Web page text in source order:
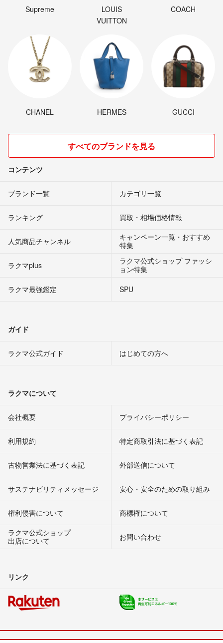
Supreme
LOUIS
VUITTON
COACH
CHANEL HERMES GUCCI
すべてのブランドを見る
コンテンツ
ブランド一覧 カテゴリ一覧
ランキング 買取・相場価格情報
人気商品チャンネル
キャンペーン一覧・おすすめ
特集
ラクマplus
ラクマ公式ショップ ファッシ
ョン特集
ラクマ最強鑑定
SPU
ガイド
ラクマ公式ガイド はじめての方へ
ラクマについて
会社概要 プライバシーポリシー
利用規約 特定商取引法に基づく表記
古物営業法に基づく表記 外部送信について
サステナビリティメッセージ 安心・安全のための取り組み
権利侵害について
商標権について
ラクマ公式ショップ
出店について
お問い合わせ
リンク